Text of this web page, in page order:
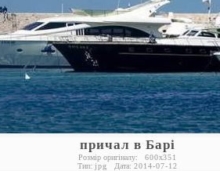
причал в Барі
Розмір оригіналу: 600x351
Тип: jpg Дата: 2014-07-12